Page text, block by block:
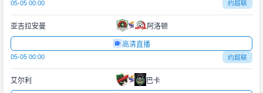
05-05 00:00 约超联
亚吉拉安曼 阿洛顿
高清直播
05-05 00:00 约超联
艾尔利 巴卡